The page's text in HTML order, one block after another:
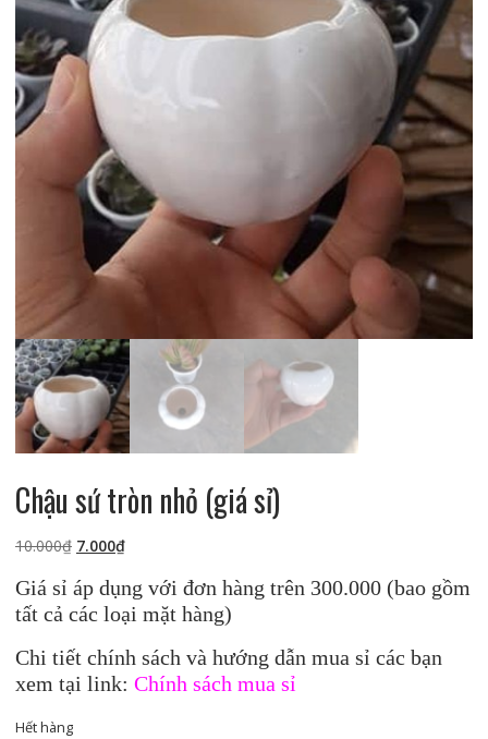
Chậu sứ tròn nhỏ (giá sỉ)
10.000₫ Giá
là:
10.000₫.
7.000₫Giá
tại
là:
Giá sỉ áp dụng với đơn hàng trên 300.000 (bao gồm
tất cả các loại mặt hàng)
Chi tiết chính sách và hướng dẫn mua sỉ các bạn
xem tại link: Chính sách mua sỉ
Hết hàng